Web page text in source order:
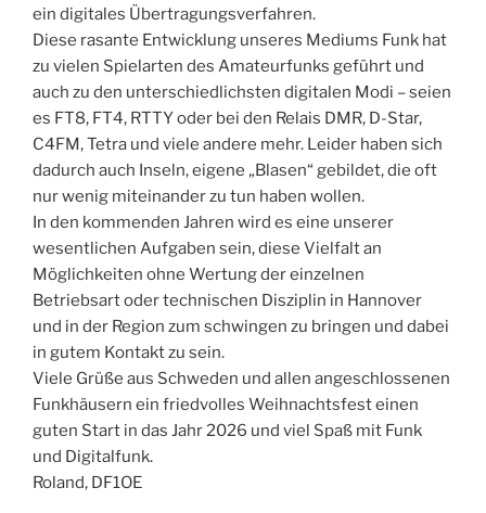
ein digitales Übertragungsverfahren.
Diese rasante Entwicklung unseres Mediums Funk hat
zu vielen Spielarten des Amateurfunks geführt und
auch zu den unterschiedlichsten digitalen Modi – seien
es FT8, FT4, RTTY oder bei den Relais DMR, D-Star,
C4FM, Tetra und viele andere mehr. Leider haben sich
dadurch auch Inseln, eigene „Blasen“ gebildet, die oft
nur wenig miteinander zu tun haben wollen.
In den kommenden Jahren wird es eine unserer
wesentlichen Aufgaben sein, diese Vielfalt an
Möglichkeiten ohne Wertung der einzelnen
Betriebsart oder technischen Disziplin in Hannover
und in der Region zum schwingen zu bringen und dabei
in gutem Kontakt zu sein.
Viele Grüße aus Schweden und allen angeschlossenen
Funkhäusern ein friedvolles Weihnachtsfest einen
guten Start in das Jahr 2026 und viel Spaß mit Funk
und Digitalfunk.
Roland, DF1OE